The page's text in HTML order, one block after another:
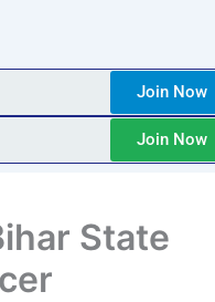
Join Now
Join Now
State